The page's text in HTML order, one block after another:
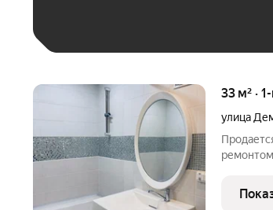
33 м² ·
улица
хорошее